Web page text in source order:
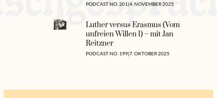
PODCAST NO. 201 |4. NOVEMBER 2025
Luther versus Erasmus (Vom
unfreien Willen 1) – mit Jan
Reitzner
PODCAST NO. 199|7. OKTOBER 2025